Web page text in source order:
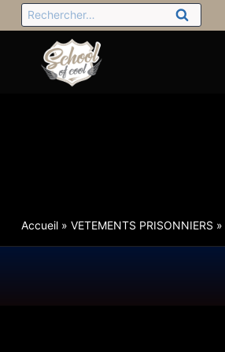
Accueil » VETEMENTS PRISONNIERS »